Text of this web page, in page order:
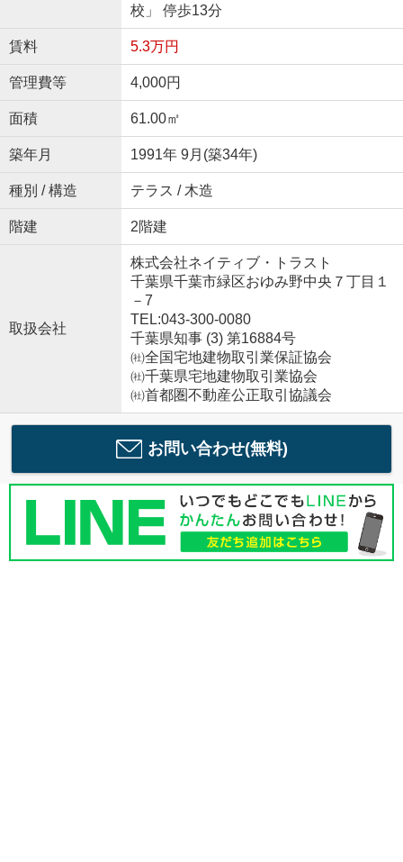
校」 停歩13分
賃料 5.3万円
管理費等 4,000円
面積 61.00㎡
築年月 1991年 9月(築34年)
種別 / 構造 テラス / 木造
階建 2階建
取扱会社
株式会社ネイティブ・トラスト
千葉県千葉市緑区おゆみ野中央７丁目１
－7
TEL:043-300-0080
千葉県知事 (3) 第16884号
㈳全国宅地建物取引業保証協会
㈳千葉県宅地建物取引業協会
㈳首都圏不動産公正取引協議会
お問い合わせ(無料)